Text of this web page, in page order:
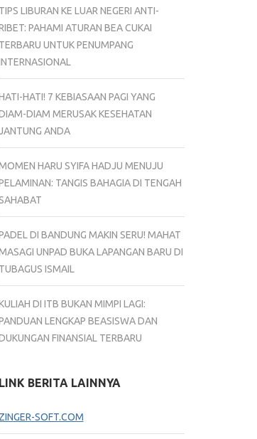
TIPS LIBURAN KE LUAR NEGERI ANTI-
PAHAMI ATURAN BEA CUKAI
TERBARU UNTUK PENUMPANG
HATI! 7 KEBIASAAN PAGI YANG
DIAM MERUSAK KESEHATAN
ANDA
HARU SYIFA HADJU MENUJU
TANGIS BAHAGIA DI TENGAH
SAHABAT
DI BANDUNG MAKIN SERU! MAHAT
UNPAD BUKA LAPANGAN BARU DI
TUBAGUS ISMAIL
DI ITB BUKAN MIMPI LAGI:
LENGKAP BEASISWA DAN
FINANSIAL TERBARU
LINK BERITA LAINNYA
ZINGER-SOFT.COM